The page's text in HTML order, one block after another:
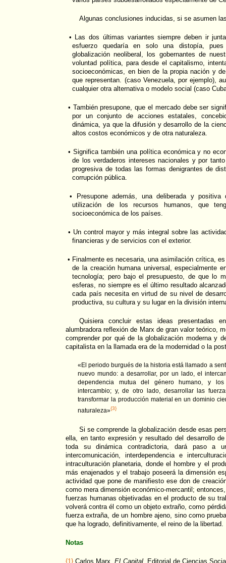
Algunas conclusiones inducidas, si se asumen
• Las dos últimas variantes siempre deben ir
esfuerzo quedaría en solo una distopía,
globalización neoliberal, los gobernantes de
voluntad política, para desde el capitalismo,
socioeconómicas, en bien de la propia nación y
que representan. (caso Venezuela, por ejemplo),
cualquier otra alternativa o modelo social (caso
• También presupone, que el mercado debe ser
por un conjunto de acciones estatales,
dinámica, ya que la difusión y desarrollo de la
altos costos económicos y de otra naturaleza.
• Significa también una política económica y no
de los verdaderos intereses nacionales y por
progresiva de todas las formas denigrantes de
corrupción pública.
• Presupone además, una deliberada y
utilización de los recursos humanos, que
socioeconómica de los países.
• Un control mayor y más integral sobre las
financieras y de servicios con el exterior.
• Finalmente es necesaria, una asimilación crítica,
de la creación humana universal, especialmente
tecnología; pero bajo el presupuesto, de que lo
esferas, no siempre es el último resultado
cada país necesita en virtud de su nivel de
productiva, su cultura y su lugar en la división
Quisiera concluir estas ideas presentadas
alumbradora reflexión de Marx de gran valor teórico,
comprender por qué de la globalización moderna y
capitalista en la llamada era de la modernidad o la
«El periodo burgués de la historia está llamado a
nuevo mundo: a desarrollar, por un lado, el
dependencia mutua del género humano, y
intercambio; y, de otro lado, desarrollar las
transformar la producción material en un dominio
naturaleza»{3}
Si se comprende la globalización desde esas
ella, en tanto expresión y resultado del desarrollo
toda su dinámica contradictoria, dará paso a
intercomunicación, interdependencia e
intraculturación planetaria, donde el hombre y el
más enajenados y el trabajo poseerá la dimensión
actividad que pone de manifiesto ese don de
como mera dimensión económico-mercantil;
fuerzas humanas objetivadas en el producto de su
volverá contra él como un objeto extraño, como
fuerza extraña, de un hombre ajeno, sino como
que ha logrado, definitivamente, el reino de la libertad.
Notas
{1} Carlos Marx,El Capital, Editorial de Ciencias